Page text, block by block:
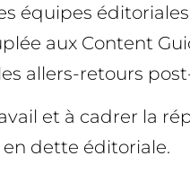
équipes
aux Content
allers-retours
et à cadrer la
dette éditoriale.